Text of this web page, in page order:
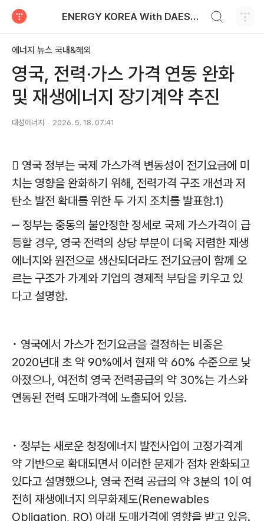
ENERGY KOREA With DAESUNG ENERGY
에너지 뉴스 국내&해외
영국, 전력·가스 가격 연동 완화
및 재생에너지 장기계약 추진
대성에너지 2026. 5. 18. 07:41
 영국 정부는 국제 가스가격 변동성이 전기요금에 미
치는 영향을 완화하기 위해, 전력가격 구조 개선과 저
탄소 발전 확대를 위한 두 가지 조치를 발표함.1)
‒ 정부는 중동의 불안정한 정세로 국제 가스가격이 급
등할 경우, 영국 전력의 상당 부분이 더욱 저렴한 재생
에너지와 원전으로 생산되더라도 전기요금이 함께 오
르는 구조가 가계와 기업의 경제적 부담을 키우고 있
다고 설명함.
･ 영국에서 가스가 전기요금을 결정하는 비중은
2020년대 초 약 90%에서 현재 약 60% 수준으로 낮
아졌으나, 여전히 영국 전력공급의 약 30%는 가스와
연동된 전력 도매가격에 노출되어 있음.
･ 정부는 새로운 청정에너지 발전사업이 고정가격계
약 기반으로 확대되면서 이러한 문제가 점차 완화되고
있다고 설명했으나, 영국 전력 공급의 약 3분의 1이 여
전히 재생에너지 의무화제도(Renewables
Obligation, RO) 아래 도매가격에 영향을 받고 있음.